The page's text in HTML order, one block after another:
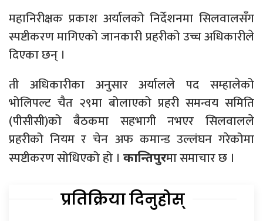
महानिरीक्षक प्रकाश अर्यालको निर्देशनमा सिलवालसँग
स्पष्टीकरण मागिएको जानकारी प्रहरीको उच्च अधिकारीले
दिएका छन् ।
ती अधिकारीका अनुसार अर्यालले पद सम्हालेको
भोलिपल्ट चैत २९मा बोलाएको प्रहरी समन्वय समिति
(पीसीसी)को बैठकमा सहभागी नभएर सिलवालले
प्रहरीको नियम र चेन अफ कमान्ड उल्लंघन गरेकोमा
स्पष्टीकरण सोधिएको हो । कान्तिपुरमा समाचार छ ।
प्रतिक्रिया दिनुहोस्